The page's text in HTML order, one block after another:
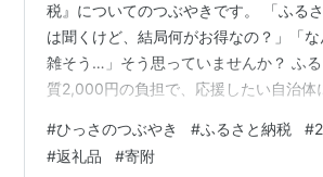
税』についてのつぶやきです。 「ふる
は聞くけど、結局何がお得なの？」「
雑そう…」そう思っていませんか？ ふ
質2,000円の負担で、応援したい自治体
す。 さらに、寄附した金額は税金から
賢く活用すれば家計の節約にも繋がりま
#ひっさのつぶやき #ふるさと納税 #
#返礼品 #寄附